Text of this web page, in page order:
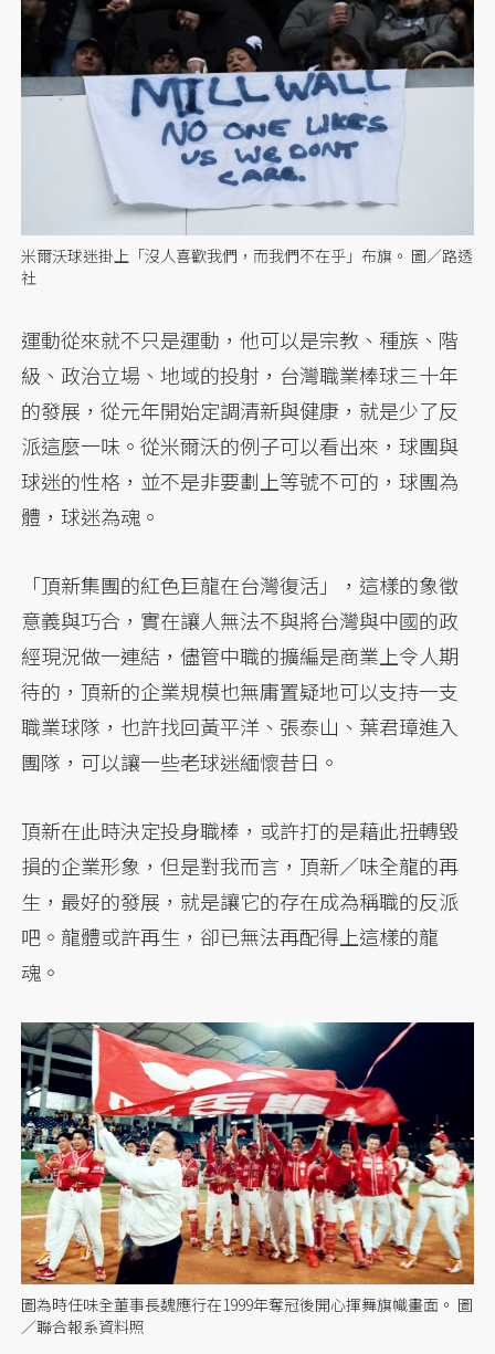
米爾沃球迷掛上「沒人喜歡我們，而我們不在乎」布旗。 圖／路透
社
運動從來就不只是運動，他可以是宗教、種族、階
級、政治立場、地域的投射，台灣職業棒球三十年
的發展，從元年開始定調清新與健康，就是少了反
派這麼一味。從米爾沃的例子可以看出來，球團與
球迷的性格，並不是非要劃上等號不可的，球團為
體，球迷為魂。
「頂新集團的紅色巨龍在台灣復活」，這樣的象徵
意義與巧合，實在讓人無法不與將台灣與中國的政
經現況做一連結，儘管中職的擴編是商業上令人期
待的，頂新的企業規模也無庸置疑地可以支持一支
職業球隊，也許找回黃平洋、張泰山、葉君璋進入
團隊，可以讓一些老球迷緬懷昔日。
頂新在此時決定投身職棒，或許打的是藉此扭轉毀
損的企業形象，但是對我而言，頂新／味全龍的再
生，最好的發展，就是讓它的存在成為稱職的反派
吧。龍體或許再生，卻已無法再配得上這樣的龍
魂。
圖為時任味全董事長魏應行在1999年奪冠後開心揮舞旗幟畫面。 圖
／聯合報系資料照